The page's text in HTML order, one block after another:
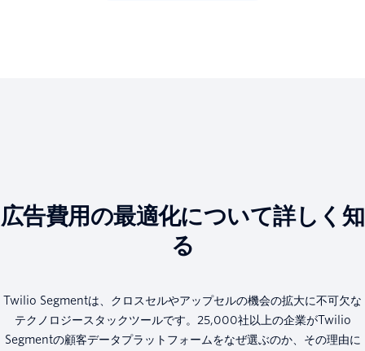
広告費用の最適化について詳しく知
る
Twilio Segmentは、クロスセルやアップセルの機会の拡大に不可欠な
テクノロジースタックツールです。25,000社以上の企業がTwilio
Segmentの顧客データプラットフォームをなぜ選ぶのか、その理由に